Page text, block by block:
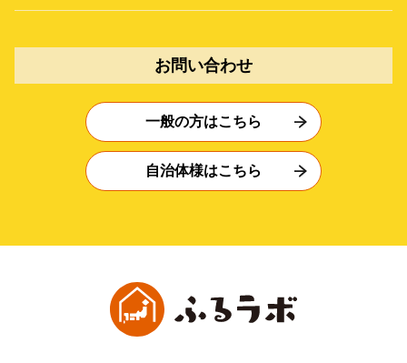
お問い合わせ
一般の方はこちら
自治体様はこちら